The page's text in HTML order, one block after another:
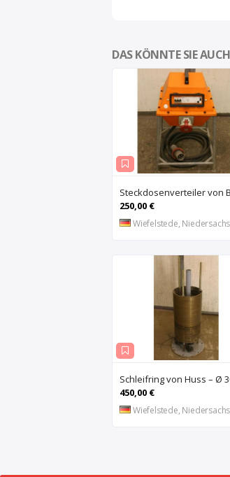
DAS KÖNNTE SIE
250,00 €
Wiefelstede,
450,00 €
Wiefelstede,